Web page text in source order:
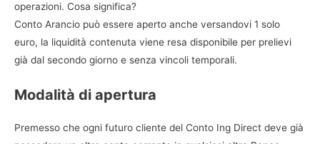
operazioni. Cosa significa?
Conto Arancio può essere aperto anche versandovi 1 solo
euro, la liquidità contenuta viene resa disponibile per prelievi
già dal secondo giorno e senza vincoli temporali.
Modalità di apertura
Premesso che ogni futuro cliente del Conto Ing Direct deve già